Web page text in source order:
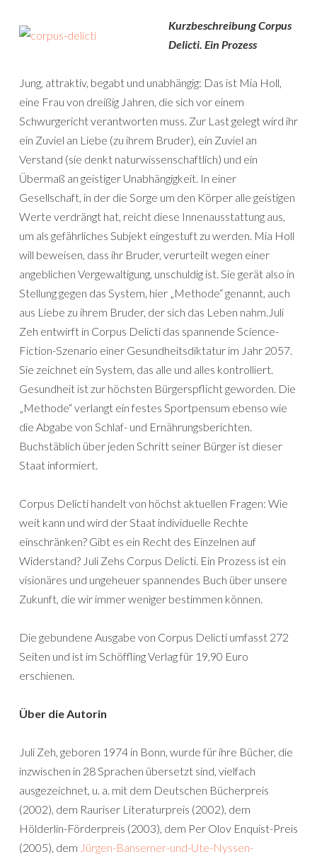
KurzbeschreibungCorpus
Delicti. Ein Prozess
Jung, attraktiv, begabt und unabhängig: Das ist Mia Holl,
eine Frau von dreißig Jahren, die sich vor einem
Schwurgericht verantworten muss. Zur Last gelegt wird ihr
ein Zuviel an Liebe (zu ihrem Bruder), ein Zuviel an
Verstand (sie denkt naturwissenschaftlich) und ein
Übermaß an geistiger Unabhängigkeit. In einer
Gesellschaft, in der die Sorge um den Körper alle geistigen
Werte verdrängt hat, reicht diese Innenausstattung aus,
um als gefährliches Subjekt eingestuft zu werden. Mia Holl
will beweisen, dass ihr Bruder, verurteilt wegen einer
angeblichen Vergewaltigung, unschuldig ist. Sie gerät also in
Stellung gegen das System, hier „Methode“ genannt, auch
aus Liebe zu ihrem Bruder, der sich das Leben nahm.Juli
Zeh entwirft in Corpus Delicti das spannende Science-
Fiction-Szenario einer Gesundheitsdiktatur im Jahr 2057.
Sie zeichnet ein System, das alle und alles kontrolliert.
Gesundheit ist zur höchsten Bürgerspflicht geworden. Die
„Methode“ verlangt ein festes Sportpensum ebenso wie
die Abgabe von Schlaf- und Ernährungsberichten.
Buchstäblich über jeden Schritt seiner Bürger ist dieser
Staat informiert.
Corpus Delicti handelt von höchst aktuellen Fragen: Wie
weit kann und wird der Staat individuelle Rechte
einschränken? Gibt es ein Recht des Einzelnen auf
Widerstand? Juli Zehs Corpus Delicti. Ein Prozess ist ein
visionäres und ungeheuer spannendes Buch über unsere
Zukunft, die wir immer weniger bestimmen können.
Die gebundene Ausgabe von Corpus Delicti umfasst 272
Seiten und ist im Schöffling Verlag für 19,90 Euro
erschienen.
Über die Autorin
Juli Zeh, geboren 1974 in Bonn, wurde für ihre Bücher, die
inzwischen in 28 Sprachen übersetzt sind, vielfach
ausgezeichnet, u. a. mit dem Deutschen Bücherpreis
(2002), dem Rauriser Literaturpreis (2002), dem
Hölderlin-Förderpreis (2003), dem Per Olov Enquist-Preis
(2005), dem Jürgen-Bansemer-und-Ute-Nyssen-